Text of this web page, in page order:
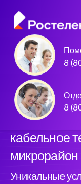
8
8
кабельное
Уникальные